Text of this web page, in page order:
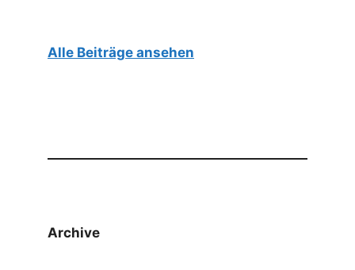
Alle Beiträge ansehen
Archive